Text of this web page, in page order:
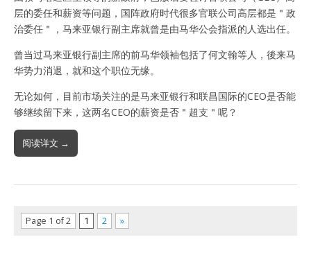
层的委任和薪资等问题，国阵政府时代很多官联公司高层都是＂政
治委任＂，马来亚银行副主席就曾是由马华公会指派的人选出任。
曾当过马来亚银行副主席的前马华领袖包括了何文翰等人，後来马
华势力消退，就和这个职位无缘。
无论如何，目前市场关注的是马来亚银行和联昌国际的CEO是否能
够继续留下来，这两名CEO的薪资是否＂超支＂呢？
阅读详文 →
Page 1 of 2 1 2 »